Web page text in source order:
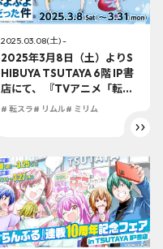
2025.03.08(土) -
2025年3月8日（土）よりS
HIBUYA TSUTAYA 6階 IP書
店にて、 『TVアニメ「転生
したらスライムだった件」×
# 転スラ# リムル# ミリム